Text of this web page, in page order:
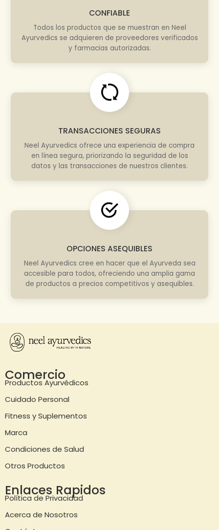
CONFIABLE
Todos los productos que se muestran en Neel
Ayurvedics se adquieren de proveedores verificados
y farmacias autorizadas.
TRANSACCIONES SEGURAS
Neel Ayurvedics ofrece una experiencia de compra
en línea segura, priorizando la seguridad de los
datos y las transacciones de nuestros clientes.
OPCIONES ASEQUIBLES
Neel Ayurvedics cree en hacer que el Ayurveda sea
accesible para todos, ofreciendo una amplia gama
de productos a precios competitivos y asequibles.
Comercio
Productos Ayurvédicos
Cuidado Personal
Fitness y Suplementos
Marca
Condiciones de Salud
Otros Productos
Enlaces Rapidos
Política de Privacidad
Acerca de Nosotros